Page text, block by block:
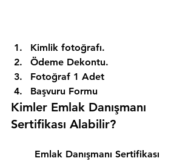
Kimlik fotoğrafı.
Ödeme Dekontu.
Fotoğraf 1 Adet
Başvuru Formu
Kimler Emlak Danışmanı
Sertifikası Alabilir?
Emlak Danışmanı Sertifikası